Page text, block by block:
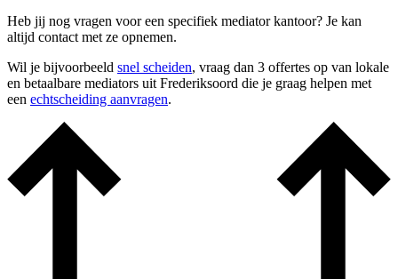
Heb jij nog vragen voor een specifiek mediator kantoor? Je kan
altijd contact met ze opnemen.
Wil je bijvoorbeeld snel scheiden, vraag dan 3 offertes op van lokale
en betaalbare mediators uit Frederiksoord die je graag helpen met
een echtscheiding aanvragen.